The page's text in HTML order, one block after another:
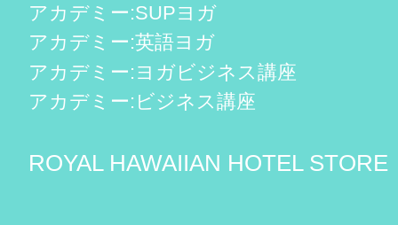
アカデミー:SUPヨガ
アカデミー:英語ヨガ
アカデミー:ヨガビジネス講座
アカデミー:ビジネス講座
ROYAL HAWAIIAN HOTEL STORE